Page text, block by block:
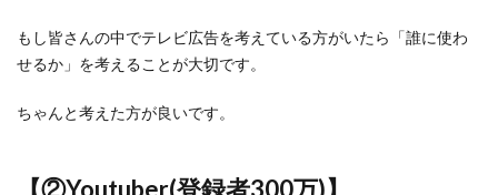
もし皆さんの中でテレビ広告を考えている方がいたら「誰に使わ
せるか」を考えることが大切です。
ちゃんと考えた方が良いです。
【②Youtuber(登録者300万)】